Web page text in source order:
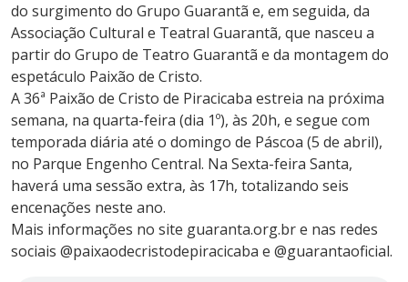
do surgimento do Grupo Guarantã e, em seguida, da
Associação Cultural e Teatral Guarantã, que nasceu a
partir do Grupo de Teatro Guarantã e da montagem do
espetáculo Paixão de Cristo.
A 36ª Paixão de Cristo de Piracicaba estreia na próxima
semana, na quarta-feira (dia 1º), às 20h, e segue com
temporada diária até o domingo de Páscoa (5 de abril),
no Parque Engenho Central. Na Sexta-feira Santa,
haverá uma sessão extra, às 17h, totalizando seis
encenações neste ano.
Mais informações no site guaranta.org.br e nas redes
sociais @paixaodecristodepiracicaba e @guarantaoficial.